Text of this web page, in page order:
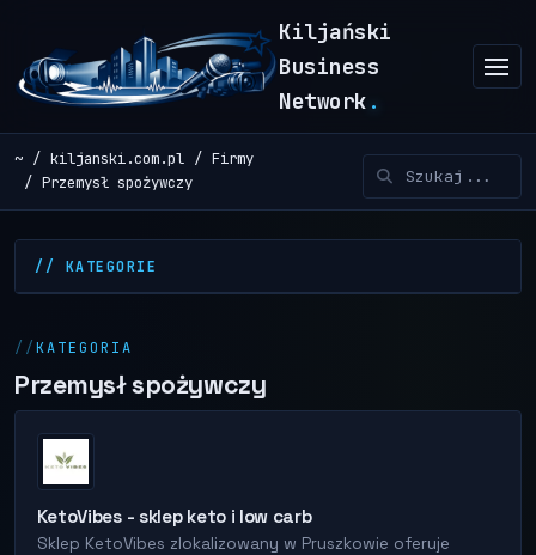
Kiljański
Business
Network .
~ kiljanski.com.pl
Firmy
Przemysł spożywczy
// KATEGORIE
KATEGORIA
Przemysł spożywczy
KetoVibes - sklep keto i low carb
Sklep KetoVibes zlokalizowany w Pruszkowie oferuje